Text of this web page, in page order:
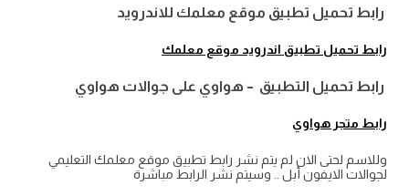
رابط تحميل تطبيق موقع معلمك للاندرويد
رابط تحميل تطبيق اندرويد موقع معلمك
رابط تحميل التطبيق – هواوي على جوالات هواوي
رابط متجر هواوي
وللاسم لحتى الان لم يتم نشر رابط تطبيق موقع معلمك التعليمي
لجوالات الايفون أبل .. وسيتم نشر الرابط مباشرة